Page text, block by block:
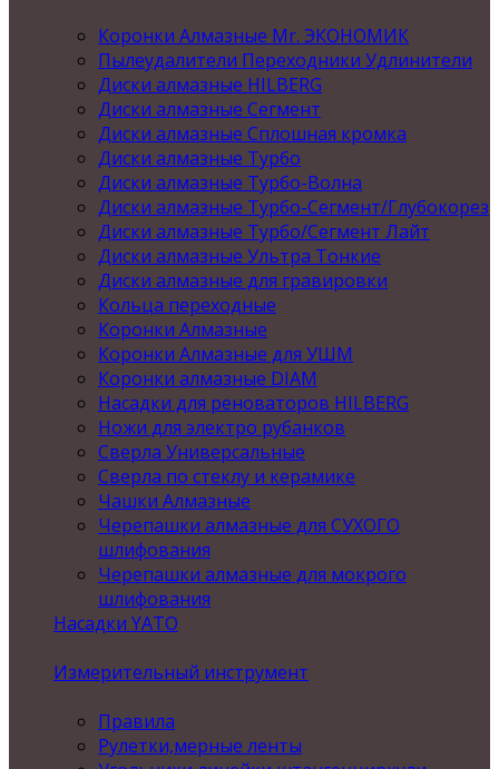
Коронки Алмазные Mr. ЭКОНОМИК
Пылеудалители Переходники Удлинители
Диски алмазные HILBERG
Диски алмазные Сегмент
Диски алмазные Сплошная кромка
Диски алмазные Турбо
Диски алмазные Турбо-Волна
Диски алмазные Турбо-Сегмент/Глубокорез
Диски алмазные Турбо/Сегмент Лайт
Диски алмазные Ультра Тонкие
Диски алмазные для гравировки
Кольца переходные
Коронки Алмазные
Коронки Алмазные для УШМ
Коронки алмазные DIAM
Насадки для реноваторов HILBERG
Ножи для электро рубанков
Сверла Универсальные
Сверла по стеклу и керамике
Чашки Алмазные
Черепашки алмазные для СУХОГО
шлифования
Черепашки алмазные для мокрого
шлифования
Насадки YATO
Измерительный инструмент
Правила
Рулетки,мерные ленты